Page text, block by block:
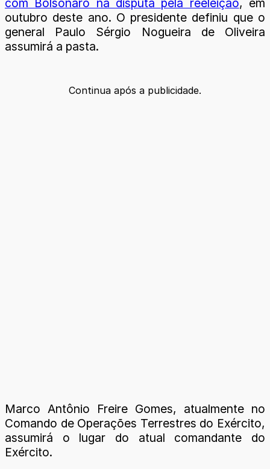
outubro deste ano. O presidente definiu que o
general Paulo Sérgio Nogueira de Oliveira
assumirá a pasta.
Continua após a publicidade.
Marco Antônio Freire Gomes, atualmente no
Comando de Operações Terrestres do Exército,
assumirá o lugar do atual comandante do
Exército.